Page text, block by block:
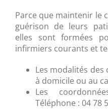
Parce que maintenir le
guérison de leurs
elles sont formées
infirmiers courants et
Les modalités
à domicile ou au
Les
Téléphone : 04 78